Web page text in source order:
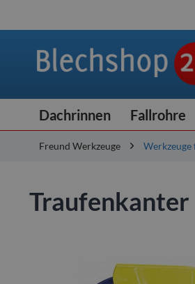
Dachrinnen Fallrohre
Freund Werkzeuge
Traufenkanter